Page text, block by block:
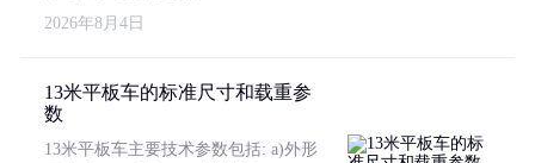
2026年8月4日
13米平板车的标准尺寸和载重参
数
13米平板车主要技术参数包括: a)外形